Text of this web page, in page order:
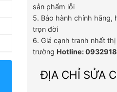
sản phẩm lỗi
5. Bảo hành chính hãng,
trọn đời
6. Giá cạnh tranh nhất thị
trường Hotline:
ĐỊA CHỈ SỬA